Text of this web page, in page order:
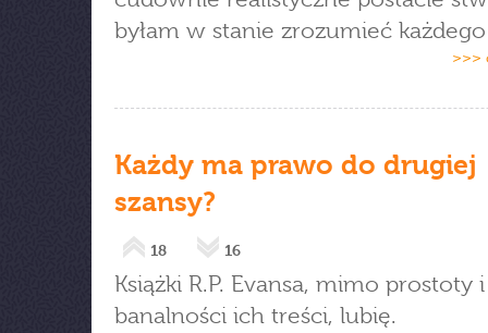
byłam w stanie zrozumieć
>>>
Każdy ma prawo do drugiej
szansy?
18 16
Książki R.P. Evansa, mimo prostoty
banalności ich treści, lubię.